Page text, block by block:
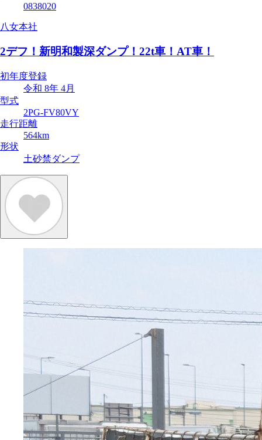
0838020
八女本社
2デフ！新明和製深ダンプ！22t車！AT車！
初年度登録
令和 8年 4月
型式
2PG-FV80VY
走行距離
564km
形状
土砂禁ダンプ